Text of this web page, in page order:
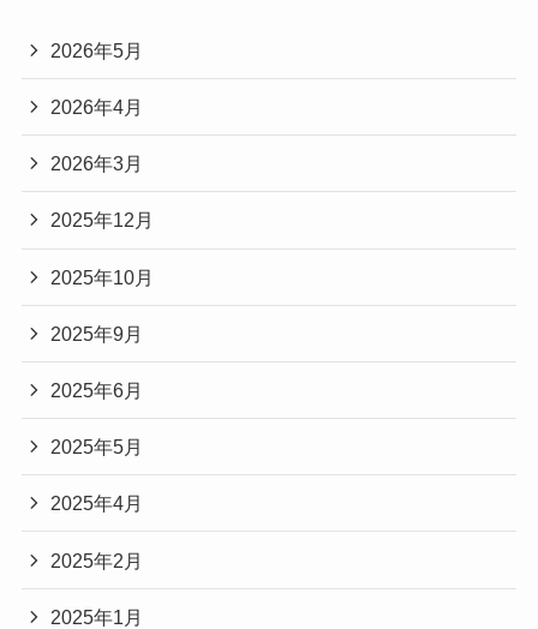
2026年5月
2026年4月
2026年3月
2025年12月
2025年10月
2025年9月
2025年6月
2025年5月
2025年4月
2025年2月
2025年1月